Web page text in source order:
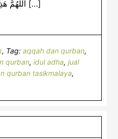
kita. اَللَّهُمَّ هَذِهِ مِنْكَ وَإِلَيْكَ فَتَقَبَّلْ […]
Tag:aqqah dan qurban,
qurban,idul adha,jual
qurban tasikmalaya,